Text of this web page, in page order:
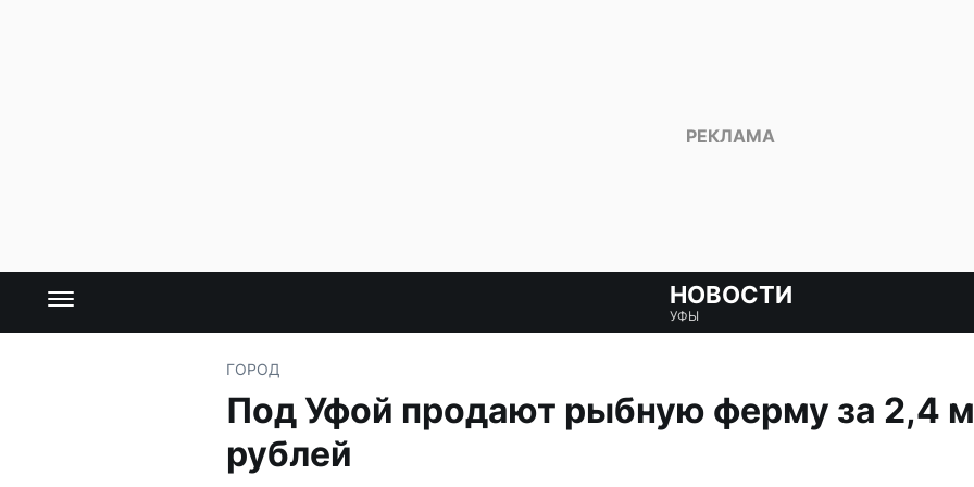
НОВОСТИ
УФЫ
ГОРОД
Под Уфой продают рыбную ферму за 2,4
рублей